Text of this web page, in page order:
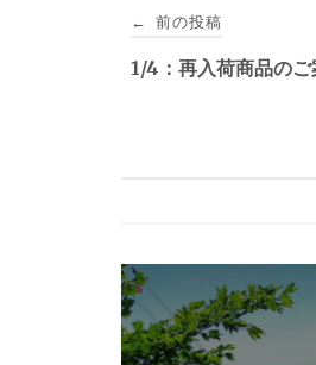
稿
シ
ョ
← 前の投稿
1/4：再入荷商品のご